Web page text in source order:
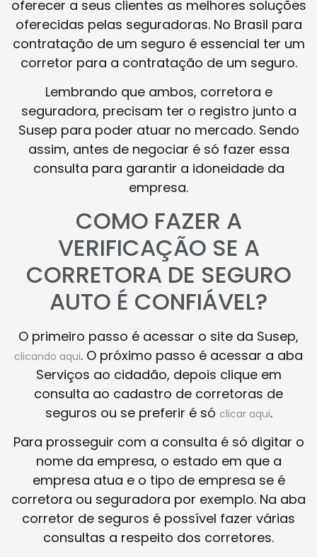
oferecer a seus clientes as melhores soluções
oferecidas pelas seguradoras. No Brasil para
contratação de um seguro é essencial ter um
corretor para a contratação de um seguro.
Lembrando que ambos, corretora e
seguradora, precisam ter o registro junto a
Susep para poder atuar no mercado. Sendo
assim, antes de negociar é só fazer essa
consulta para garantir a idoneidade da
empresa.
COMO FAZER A
VERIFICAÇÃO SE A
CORRETORA DE SEGURO
AUTO É CONFIÁVEL?
O primeiro passo é acessar o site da Susep,
clicando aqui. O próximo passo é acessar a aba
Serviços ao cidadão, depois clique em
consulta ao cadastro de corretoras de
seguros ou se preferir é só clicar aqui.
Para prosseguir com a consulta é só digitar o
nome da empresa, o estado em que a
empresa atua e o tipo de empresa se é
corretora ou seguradora por exemplo. Na aba
corretor de seguros é possível fazer várias
consultas a respeito dos corretores.